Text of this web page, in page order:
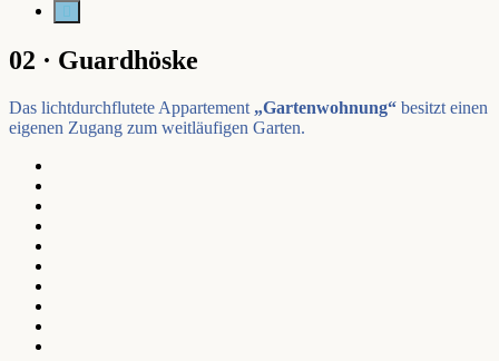
More
02 · Guardhöske
Das lichtdurchflutete Appartement „Gartenwohnung“ besitzt einen
eigenen Zugang zum weitläufigen Garten.